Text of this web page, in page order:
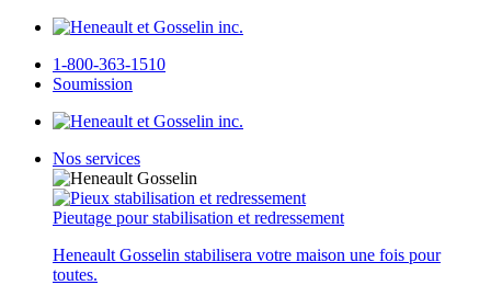
1-800-363-1510
Soumission
Nos services
Pieutage pour stabilisation et redressement
Heneault Gosselin stabilisera votre maison une fois pour
toutes.